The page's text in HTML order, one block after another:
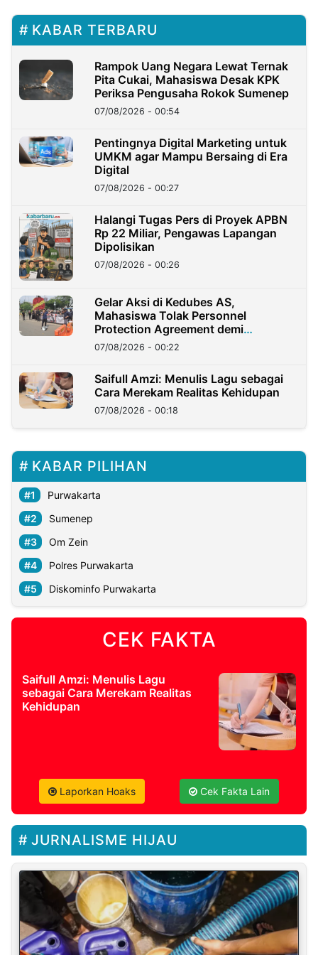
KABAR TERBARU
Rampok Uang Negara Lewat Ternak
Pita Cukai, Mahasiswa Desak KPK
Periksa Pengusaha Rokok Sumenep
07/08/2026 - 00:54
Pentingnya Digital Marketing untuk
UMKM agar Mampu Bersaing di Era
Digital
07/08/2026 - 00:27
Halangi Tugas Pers di Proyek APBN
Rp 22 Miliar, Pengawas Lapangan
Dipolisikan
07/08/2026 - 00:26
Gelar Aksi di Kedubes AS,
Mahasiswa Tolak Personnel
Protection Agreement demi
Kedaulatan Negara
07/08/2026 - 00:22
Saifull Amzi: Menulis Lagu sebagai
Cara Merekam Realitas Kehidupan
07/08/2026 - 00:18
KABAR PILIHAN
Purwakarta
Sumenep
Om Zein
Polres Purwakarta
Diskominfo Purwakarta
CEK FAKTA
Saifull Amzi: Menulis Lagu
sebagai Cara Merekam Realitas
Kehidupan
Laporkan Hoaks Cek Fakta Lain
JURNALISME HIJAU